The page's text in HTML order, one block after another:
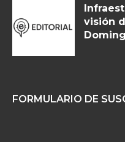
visión
FORMULARIO DE